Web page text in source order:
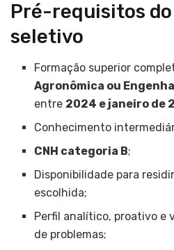
Pré-requisitos
seletivo
Formação superior
Agronômica ou
entre 2024 e janeiro de
Conhecimento
CNH categoria B;
Disponibilidade para
escolhida;
Perfil analítico, proativo e
de problemas;